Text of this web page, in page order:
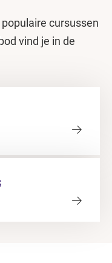
cursussen
vind je in de